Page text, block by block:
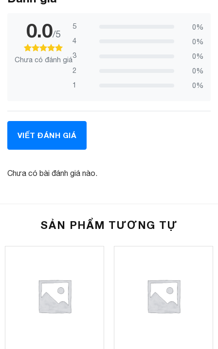
0.0/5
100trên 5 dựa trên
100
Chưa có đánh giá
5
0%
4
0%
3
0%
2
0%
1
0%
VIẾT ĐÁNH GIÁ
Chưa có bài đánh giá nào.
SẢN PHẨM TƯƠNG TỰ